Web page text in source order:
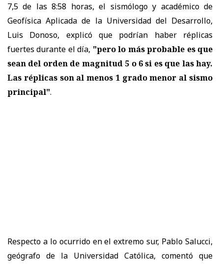
7,5 de las 8:58 horas, el sismólogo y académico de
Geofísica Aplicada de la Universidad del Desarrollo,
Luis Donoso, explicó que podrían haber réplicas
fuertes durante el día, "pero lo más probable es que
sean del orden de magnitud 5 o 6 si es que las hay.
Las réplicas son al menos 1 grado menor al sismo
principal".
Respecto a lo ocurrido en el extremo sur, Pablo Salucci,
geógrafo de la Universidad Católica, comentó que